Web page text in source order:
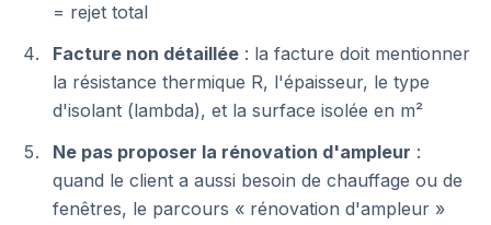
= rejet total
Facture non détaillée : la facture doit mentionner
la résistance thermique R, l'épaisseur, le type
d'isolant (lambda), et la surface isolée en m²
Ne pas proposer la rénovation d'ampleur :
quand le client a aussi besoin de chauffage ou de
fenêtres, le parcours « rénovation d'ampleur »